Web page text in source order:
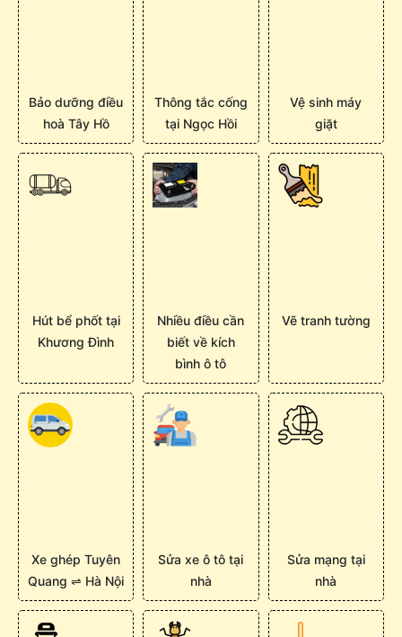
Bảo dưỡng điều
hoà Tây Hồ
Thông tắc cống
tại Ngọc Hồi
Vệ sinh máy
giặt
Hút bể phốt tại
Khương Đình
Nhiều điều cần
biết về kích
bình ô tô
Vẽ tranh tường
Xe ghép Tuyên
Quang ⇌ Hà Nội
Sửa xe ô tô tại
nhà
Sửa mạng tại
nhà